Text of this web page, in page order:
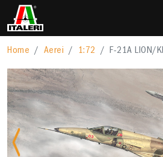
Home Aerei 1:72 F-21A LION/
Previous